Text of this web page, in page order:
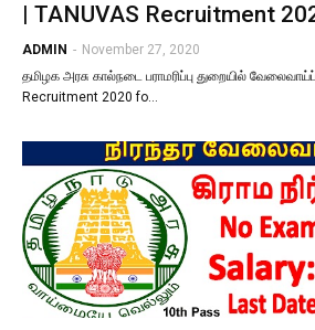
| TANUVAS Recruitment
ADMIN - November 27, 2020
தமிழக அரசு கால்நடை பராமரிப்பு துறையில்
Recruitment 2020 fo…